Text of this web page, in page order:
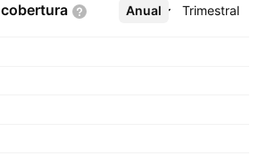
cobertura Anual Trimestral
Más